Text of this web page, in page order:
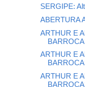
SERGIPE:
ABERTURA
ARTHUR E
ARTHUR E
ARTHUR E